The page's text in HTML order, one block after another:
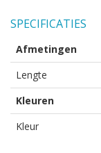
SPECIFICATIES
Afmetingen
Lengte
Kleuren
Kleur